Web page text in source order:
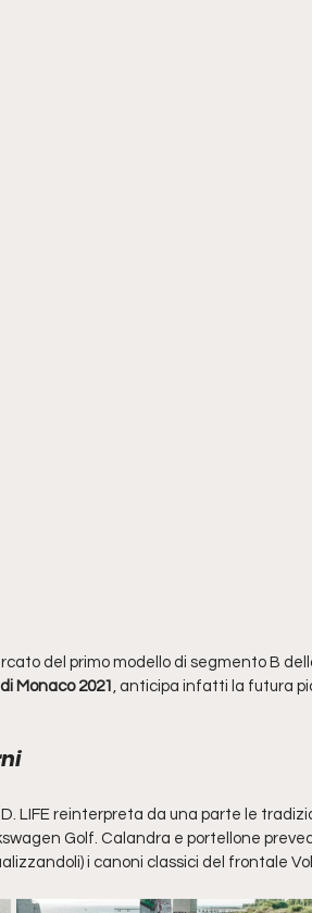
del primo modello di segmento B
Monaco 2021 , anticipa infatti la futura
LIFE reinterpreta da una parte le
Golf. Calandra e portellone
i canoni classici del frontale